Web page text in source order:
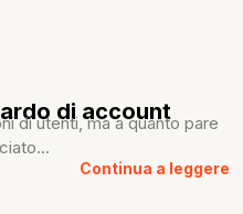
di account
di utenti, ma a quanto pare
Continua a leggere